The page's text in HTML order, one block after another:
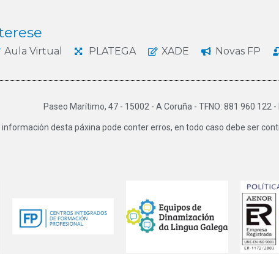
Aula Virtual PLATEGA XADE Novas FP
Paseo Marítimo, 47 - 15002 - A Coruña - TFNO: 881 960 122
desta páxina pode conter erros, en todo caso debe ser